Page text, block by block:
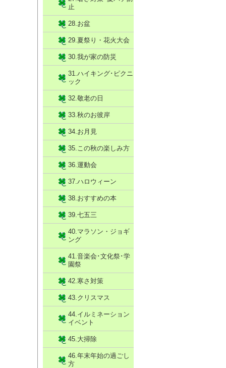
止
28.お盆
29.夏祭り・花火大会
30.我が家の防災
31.ハイキング･ピクニ
ック
32.敬老の日
33.秋のお彼岸
34.お月見
35.この秋の楽しみ方
36.運動会
37.ハロウィーン
38.おすすめの本
39.七五三
40.マラソン・ジョギ
ング
41.音楽会･文化祭･学
園祭
42.寒さ対策
43.クリスマス
44.イルミネーション
イベント
45.大掃除
46.年末年始の過ごし
方